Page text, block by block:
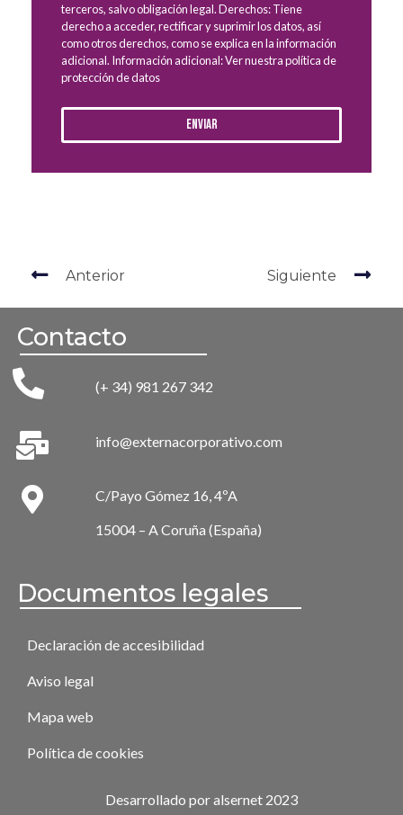
terceros, salvo obligación legal. Derechos: Tiene
derecho a acceder, rectificar y suprimir los datos, así
como otros derechos, como se explica en la información
adicional. Información adicional: Ver nuestra política de
protección de datos
Enviar
Anterior Siguiente
Contacto
(+ 34) 981 267 342
info@externacorporativo.com
C/Payo Gómez 16, 4ºA
15004 – A Coruña (España)
Documentos legales
Declaración de accesibilidad
Aviso legal
Mapa web
Política de cookies
Desarrollado por alsernet 2023